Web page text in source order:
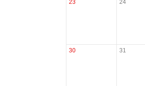
23 24
30 31